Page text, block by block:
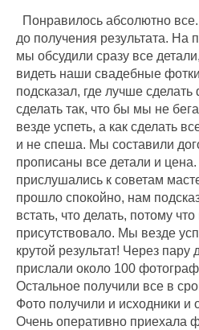
Понравилось абсолютно
до получения результата. На
мы обсудили сразу все
видеть наши свадебные
подсказал, где лучше
сделать так, что бы мы не
везде успеть, а как сделать
и не спеша. Мы составили
прописаны все детали и
прислушались к советам
прошло спокойно, нам
встать, что делать, потому
присутствовало. Мы везде
крутой результат! Через
прислали около 100
Остальное получили все в
Фото получили и исходники и
Очень оперативно приехала